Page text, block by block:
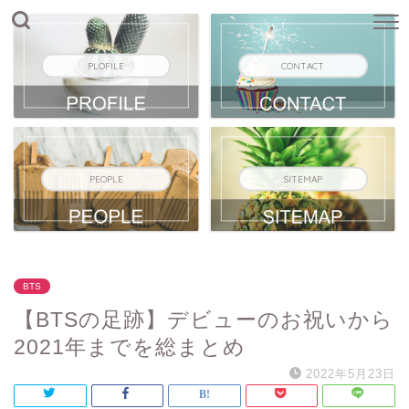
PLOFILE CONTACT
PEOPLE SITEMAP
BTS
【BTSの足跡】デビューのお祝いから
2021年までを総まとめ
2022年5月23日